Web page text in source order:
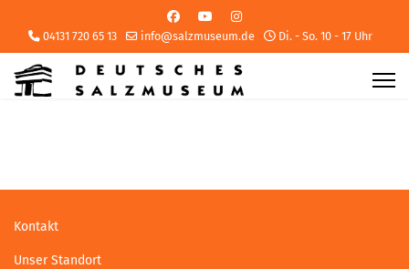
04131 720 65 13 info@salzmuseum.de Di. - So. 10 - 17 Uhr
Kontakt
Unser Standort